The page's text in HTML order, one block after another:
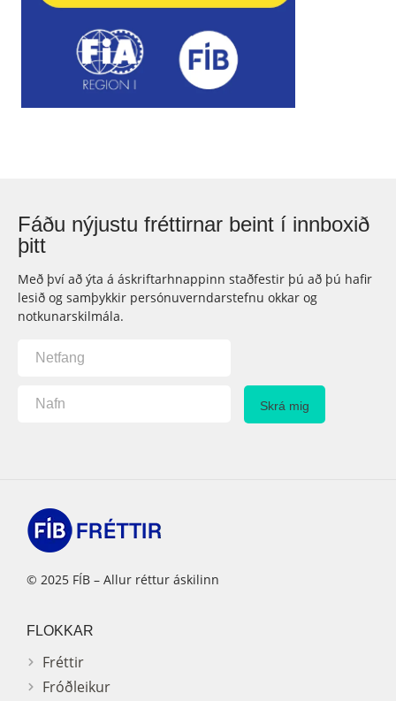
Fáðu nýjustu fréttirnar beint í innboxið
þitt
Með því að ýta á áskriftarhnappinn staðfestir þú að þú hafir
lesið og samþykkir persónuverndarstefnu okkar og
notkunarskilmála.
© 2025 FÍB – Allur réttur áskilinn
FLOKKAR
Fréttir
Fróðleikur